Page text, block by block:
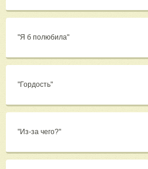
"Я б полюбила"
"Гордость"
"Из-за чего?"